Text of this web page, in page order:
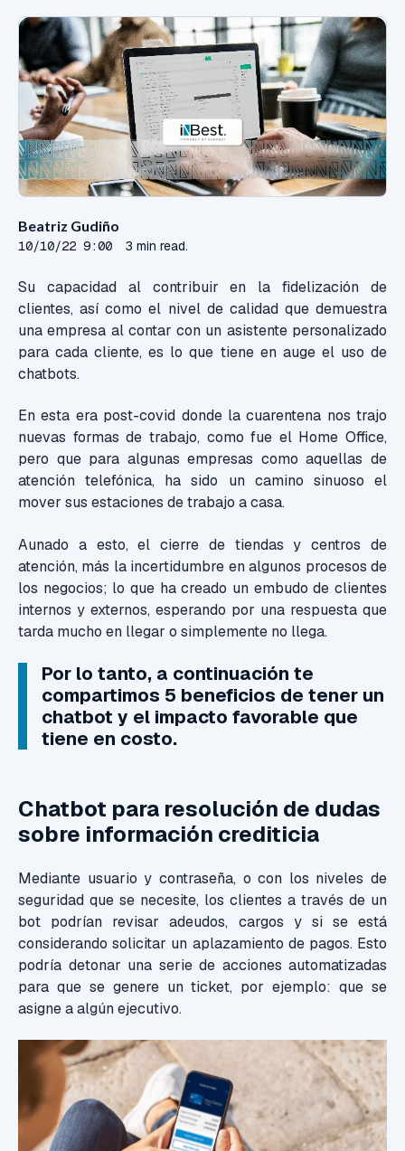
Beatriz Gudiño
10/10/22 9:00 3 min read.
Su capacidad al contribuir en la fidelización de
clientes, así como el nivel de calidad que demuestra
una empresa al contar con un asistente personalizado
para cada cliente, es lo que tiene en auge el uso de
chatbots.
En esta era post-covid donde la cuarentena nos trajo
nuevas formas de trabajo, como fue el Home Office,
pero que para algunas empresas como aquellas de
atención telefónica, ha sido un camino sinuoso el
mover sus estaciones de trabajo a casa.
Aunado a esto, el cierre de tiendas y centros de
atención, más la incertidumbre en algunos procesos de
los negocios; lo que ha creado un embudo de clientes
internos y externos, esperando por una respuesta que
tarda mucho en llegar o simplemente no llega.
Por lo tanto, a continuación te
compartimos 5 beneficios de tener un
chatbot y el impacto favorable que
tiene en costo.
Chatbot para resolución de dudas
sobre información crediticia
Mediante usuario y contraseña, o con los niveles de
seguridad que se necesite, los clientes a través de un
bot podrían revisar adeudos, cargos y si se está
considerando solicitar un aplazamiento de pagos. Esto
podría detonar una serie de acciones automatizadas
para que se genere un ticket, por ejemplo: que se
asigne a algún ejecutivo.